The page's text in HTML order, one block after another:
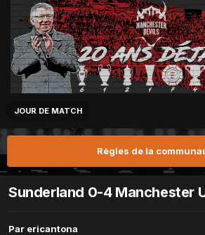
JOUR DE MATCH
Règles de la
Sunderland 0-4 Manchester
Par ericantona